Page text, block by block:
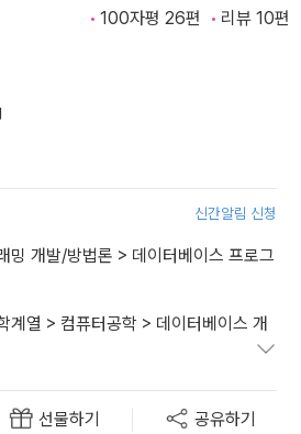
100자평 26편 리뷰 10편
신간알림 신청
밍 개발/방법론 > 데이터베이스 프로그
계열 > 컴퓨터공학 > 데이터베이스 개
선물하기 공유하기